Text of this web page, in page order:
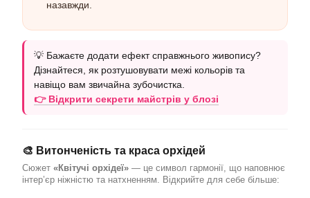
назавжди.
💡 Бажаєте додати ефект справжнього живопису?
Дізнайтеся, як розтушовувати межі кольорів та
навіщо вам звичайна зубочистка.
👉 Відкрити секрети майстрів у блозі
🎨 Витонченість та краса орхідей
Сюжет «Квітучі орхідеї» — це символ гармонії, що наповнює
інтер’єр ніжністю та натхненням. Відкрийте для себе більше: